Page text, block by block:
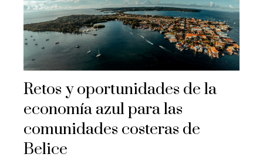
Retos y oportunidades de la
economía azul para las
comunidades costeras de
Belice